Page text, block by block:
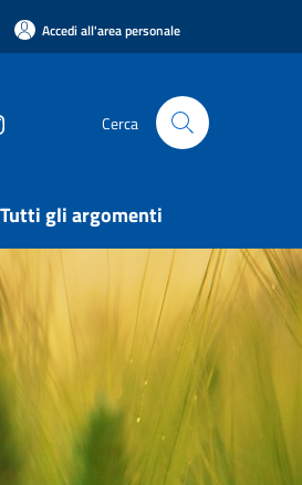
Accedi all'area personale
Cerca
Tutti gli argomenti